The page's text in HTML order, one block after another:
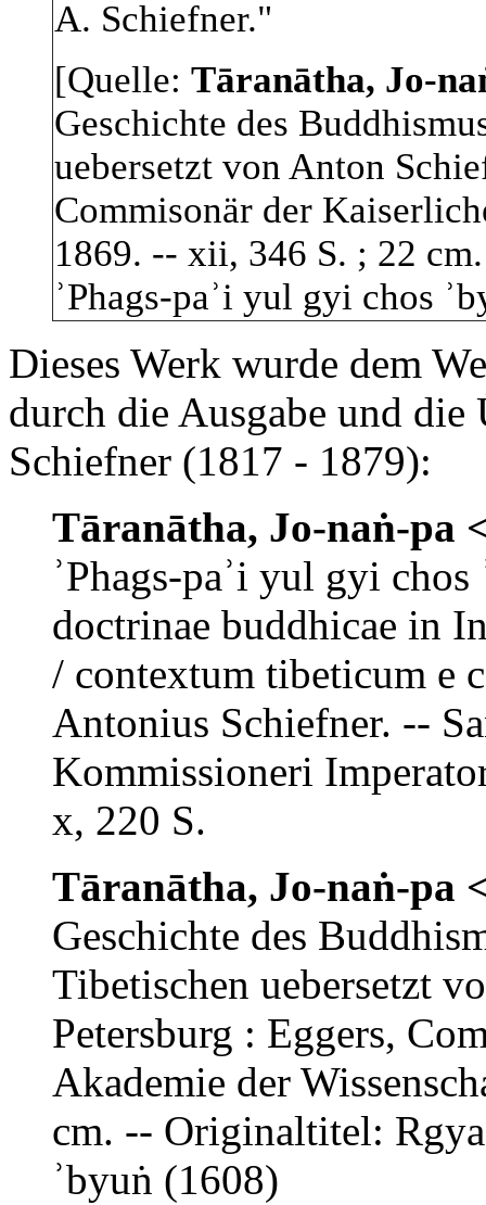
A. Schiefner."
[Quelle: Tāranātha, Jo-
Geschichte des
uebersetzt von Anton
Commisonär der
1869. -- xii, 346 S. ; 22
ʾPhags-paʾi yul gyi chos
Dieses Werk wurde dem
durch die Ausgabe und
Schiefner (1817 - 1879):
Tāranātha, Jo-naṅ-pa
ʾPhags-paʾi yul gyi
doctrinae buddhicae in
/ contextum tibeticum e
Antonius Schiefner. --
Kommissioneri
x, 220 S.
Tāranātha, Jo-naṅ-pa
Geschichte des
Tibetischen uebersetzt
Petersburg : Eggers,
Akademie der
cm. -- Originaltitel:
ʾbyuṅ (1608)